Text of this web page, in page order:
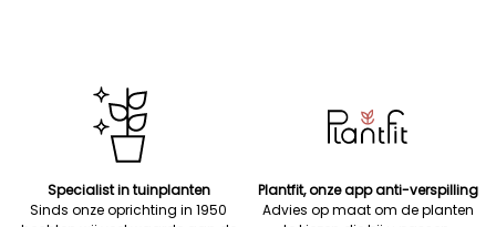
Specialist in tuinplanten
Sinds onze oprichting in 1950
Plantfit, onze app anti-verspilling
Advies op maat om de planten